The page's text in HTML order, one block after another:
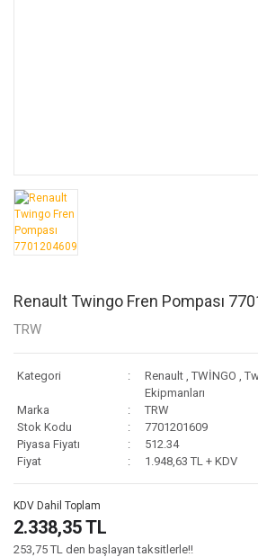
Renault Twingo Fren Pompası
TRW
Kategori Renault TWİNGO
Ekipmanları
Marka
TRW
Stok Kodu
7701201609
Piyasa Fiyatı
512.34
Fiyat
1.948,63 TL + KDV
KDV Dahil Toplam
2.338,35 TL
253,75 TL den başlayan taksitlerle!!